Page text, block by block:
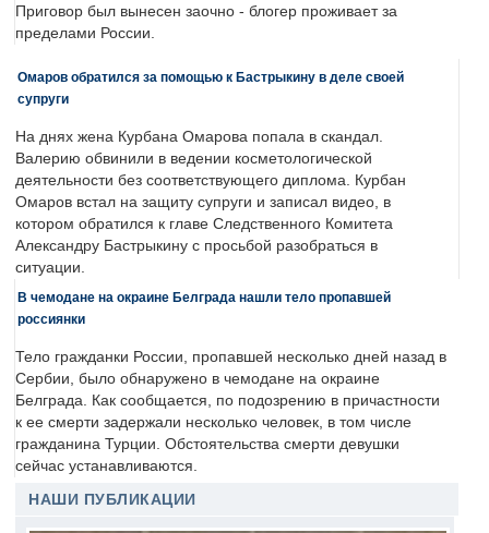
Приговор был вынесен заочно - блогер проживает за
пределами России.
Омаров обратился за помощью к Бастрыкину в деле своей
супруги
На днях жена Курбана Омарова попала в скандал.
Валерию обвинили в ведении косметологической
деятельности без соответствующего диплома. Курбан
Омаров встал на защиту супруги и записал видео, в
котором обратился к главе Следственного Комитета
Александру Бастрыкину с просьбой разобраться в
ситуации.
В чемодане на окраине Белграда нашли тело пропавшей
россиянки
Тело гражданки России, пропавшей несколько дней назад в
Сербии, было обнаружено в чемодане на окраине
Белграда. Как сообщается, по подозрению в причастности
к ее смерти задержали несколько человек, в том числе
гражданина Турции. Обстоятельства смерти девушки
сейчас устанавливаются.
НАШИ ПУБЛИКАЦИИ